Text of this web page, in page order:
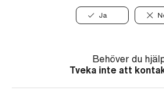
Ja
Behöver du
Tveka inte att